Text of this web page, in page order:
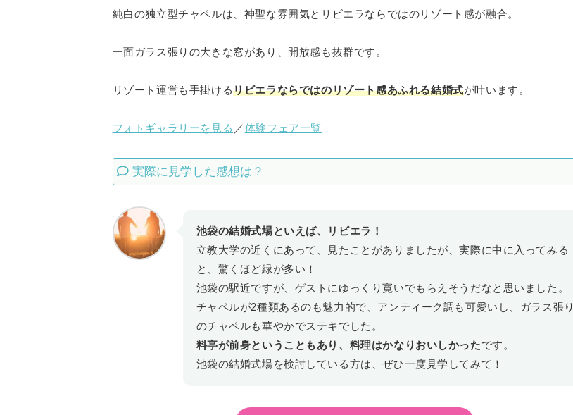
純白の独立型チャペルは、神聖な雰囲気とリビエラならではのリゾート感が融合。
一面ガラス張りの大きな窓があり、開放感も抜群です。
リゾート運営も手掛けるリビエラならではのリゾート感あふれる結婚式が叶います。
フォトギャラリーを見る ／体験フェア一覧
実際に見学した感想は？
池袋の結婚式場といえば、リビエラ！
立教大学の近くにあって、見たことがありましたが、実際に中に入ってみる
と、驚くほど緑が多い！
池袋の駅近ですが、ゲストにゆっくり寛いでもらえそうだなと思いました。
チャペルが2種類あるのも魅力的で、アンティーク調も可愛いし、ガラス張り
のチャペルも華やかでステキでした。
料亭が前身ということもあり、料理はかなりおいしかったです。
池袋の結婚式場を検討している方は、ぜひ一度見学してみて！